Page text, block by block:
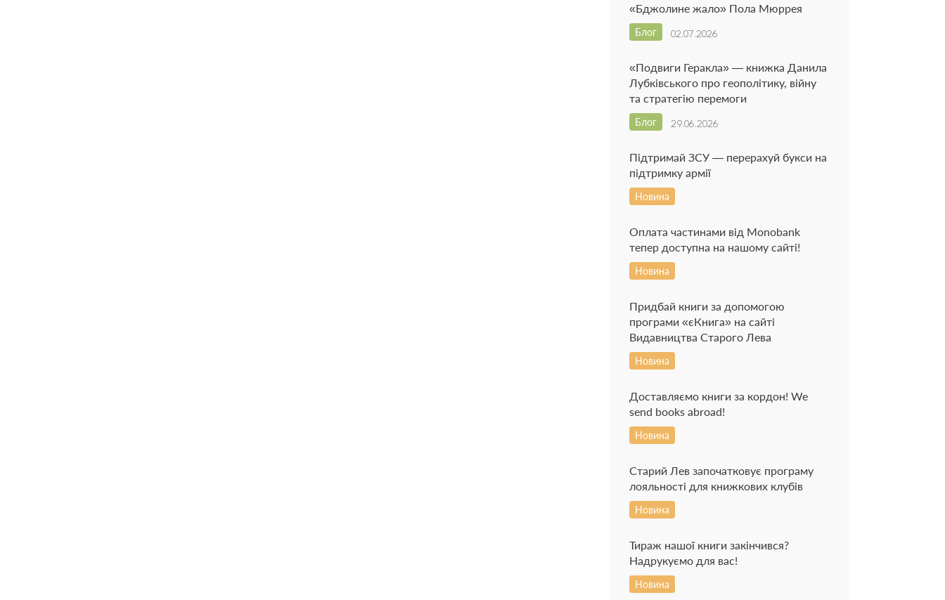
«Бджолине жало» Пола Мюррея
02.07.2026
Блог
«Подвиги Геракла» — книжка Данила
Лубківського про геополітику, війну
та стратегію перемоги
29.06.2026
Блог
Підтримай ЗСУ — перерахуй букси на
підтримку армії
Новина
Оплата частинами від Monobank
тепер доступна на нашому сайті!
Новина
Придбай книги за допомогою
програми «єКнига» на сайті
Видавництва Старого Лева
Новина
Доставляємо книги за кордон! We
send books abroad!
Новина
Старий Лев започатковує програму
лояльності для книжкових клубів
Новина
Тираж нашої книги закінчився?
Надрукуємо для вас!
Новина